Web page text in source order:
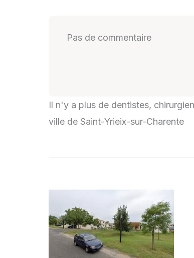
Pas de commentaire
Il n'y a plus de dentistes,
ville de Saint-Yrieix-sur-Charente